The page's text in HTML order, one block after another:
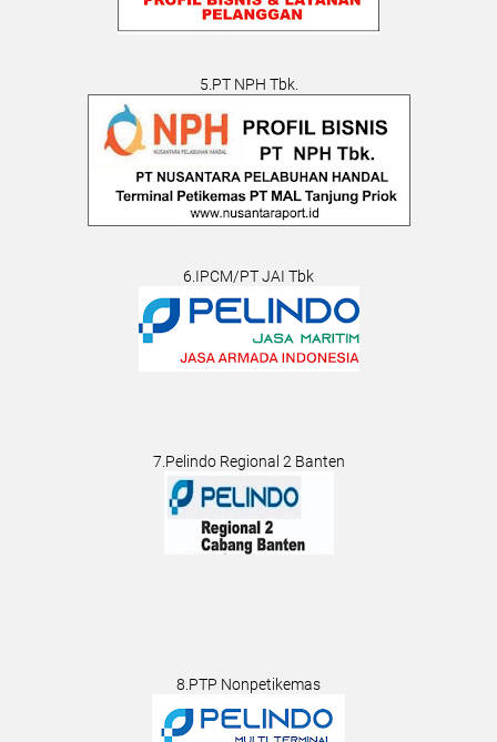
5.PT NPH Tbk.
6.IPCM/PT JAI Tbk
7.Pelindo Regional 2 Banten
8.PTP Nonpetikemas